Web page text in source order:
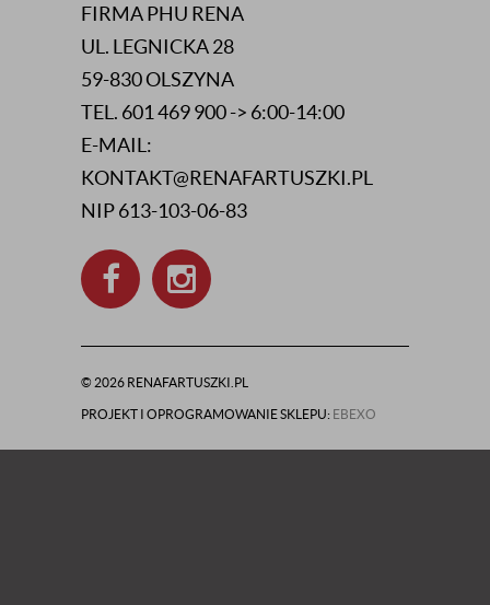
FIRMA PHU RENA
UL. LEGNICKA 28
59-830 OLSZYNA
TEL. 601 469 900 -> 6:00-14:00
E-MAIL:
KONTAKT@RENAFARTUSZKI.PL
NIP 613-103-06-83
© 2026 RENAFARTUSZKI.PL
PROJEKT I OPROGRAMOWANIE SKLEPU: EBEXO